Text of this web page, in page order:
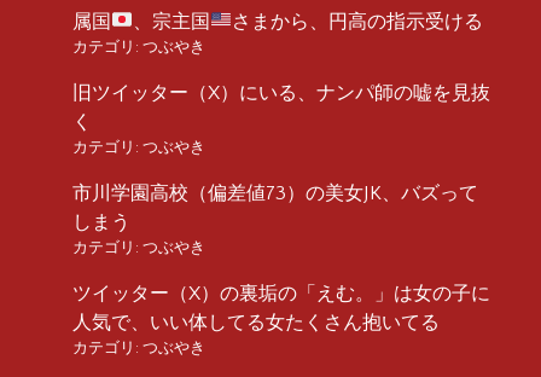
属国 、宗主国 さまから、円高の指示受ける
カテゴリ: つぶやき
旧ツイッター（X）にいる、ナンパ師の嘘を見抜
く
カテゴリ: つぶやき
市川学園高校（偏差値73）の美女JK、バズって
しまう
カテゴリ: つぶやき
ツイッター（X）の裏垢の「えむ。」は女の子に
人気で、いい体してる女たくさん抱いてる
カテゴリ: つぶやき